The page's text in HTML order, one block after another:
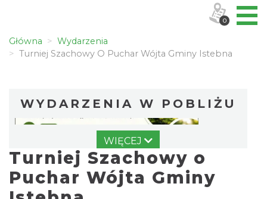
Główna
Wydarzenia
Turniej Szachowy O Puchar Wójta Gminy Istebna
WYDARZENIA W POBLIŻU
WIĘCEJ
Turniej Szachowy o
Puchar Wójta Gminy
0